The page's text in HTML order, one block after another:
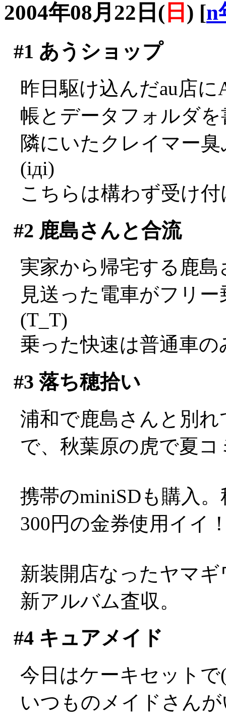
2004年08月22日( 日 ) [n
#1 あうショップ
昨日駆け込んだau店
帳とデータフォルダ
隣にいたクレイマー
(iдi)
こちらは構わず受け
#2 鹿島さんと合流
実家から帰宅する鹿
見送った電車がフリ
(T_T)
乗った快速は普通車の
#3 落ち穂拾い
浦和で鹿島さんと別
で、秋葉原の虎で夏
携帯のminiSDも購入
300円の金券使用イイ
新装開店なったヤマ
新アルバム査収。
#4キュアメイド
今日はケーキセットで
いつものメイドさん